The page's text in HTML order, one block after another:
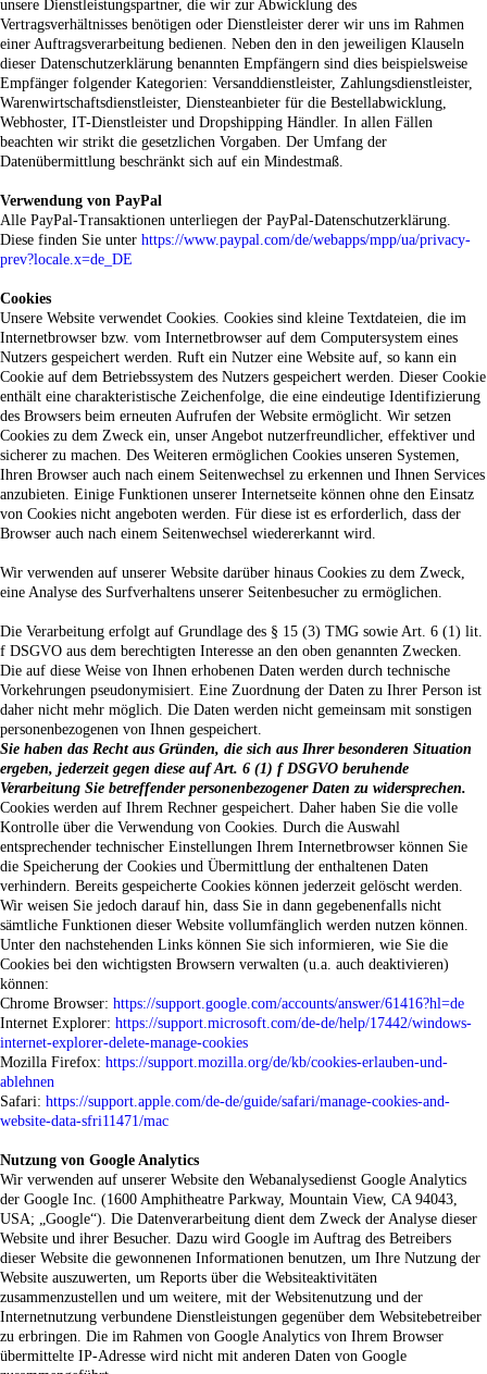
unsere Dienstleistungspartner, die wir zur Abwicklung des
Vertragsverhältnisses benötigen oder Dienstleister derer wir uns im Rahmen
einer Auftragsverarbeitung bedienen. Neben den in den jeweiligen Klauseln
dieser Datenschutzerklärung benannten Empfängern sind dies beispielsweise
Empfänger folgender Kategorien: Versanddienstleister, Zahlungsdienstleister,
Warenwirtschaftsdienstleister, Diensteanbieter für die Bestellabwicklung,
Webhoster, IT-Dienstleister und Dropshipping Händler. In allen Fällen
beachten wir strikt die gesetzlichen Vorgaben. Der Umfang der
Datenübermittlung beschränkt sich auf ein Mindestmaß.
Verwendung von PayPal
Alle PayPal-Transaktionen unterliegen der PayPal-Datenschutzerklärung.
Diese finden Sie unter https://www.paypal.com/de/webapps/mpp/ua/privacy-
prev?locale.x=de_DE
Cookies
Unsere Website verwendet Cookies. Cookies sind kleine Textdateien, die im
Internetbrowser bzw. vom Internetbrowser auf dem Computersystem eines
Nutzers gespeichert werden. Ruft ein Nutzer eine Website auf, so kann ein
Cookie auf dem Betriebssystem des Nutzers gespeichert werden. Dieser Cookie
enthält eine charakteristische Zeichenfolge, die eine eindeutige Identifizierung
des Browsers beim erneuten Aufrufen der Website ermöglicht. Wir setzen
Cookies zu dem Zweck ein, unser Angebot nutzerfreundlicher, effektiver und
sicherer zu machen. Des Weiteren ermöglichen Cookies unseren Systemen,
Ihren Browser auch nach einem Seitenwechsel zu erkennen und Ihnen Services
anzubieten. Einige Funktionen unserer Internetseite können ohne den Einsatz
von Cookies nicht angeboten werden. Für diese ist es erforderlich, dass der
Browser auch nach einem Seitenwechsel wiedererkannt wird.
Wir verwenden auf unserer Website darüber hinaus Cookies zu dem Zweck,
eine Analyse des Surfverhaltens unserer Seitenbesucher zu ermöglichen.
Die Verarbeitung erfolgt auf Grundlage des § 15 (3) TMG sowie Art. 6 (1) lit.
f DSGVO aus dem berechtigten Interesse an den oben genannten Zwecken.
Die auf diese Weise von Ihnen erhobenen Daten werden durch technische
Vorkehrungen pseudonymisiert. Eine Zuordnung der Daten zu Ihrer Person ist
daher nicht mehr möglich. Die Daten werden nicht gemeinsam mit sonstigen
personenbezogenen von Ihnen gespeichert.
Sie haben das Recht aus Gründen, die sich aus Ihrer besonderen Situation
ergeben, jederzeit gegen diese auf Art. 6 (1) f DSGVO beruhende
Verarbeitung Sie betreffender personenbezogener Daten zu widersprechen.
Cookies werden auf Ihrem Rechner gespeichert. Daher haben Sie die volle
Kontrolle über die Verwendung von Cookies. Durch die Auswahl
entsprechender technischer Einstellungen Ihrem Internetbrowser können Sie
die Speicherung der Cookies und Übermittlung der enthaltenen Daten
verhindern. Bereits gespeicherte Cookies können jederzeit gelöscht werden.
Wir weisen Sie jedoch darauf hin, dass Sie in dann gegebenenfalls nicht
sämtliche Funktionen dieser Website vollumfänglich werden nutzen können.
Unter den nachstehenden Links können Sie sich informieren, wie Sie die
Cookies bei den wichtigsten Browsern verwalten (u.a. auch deaktivieren)
können:
Chrome Browser: https://support.google.com/accounts/answer/61416?hl=de
Internet Explorer: https://support.microsoft.com/de-de/help/17442/windows-
internet-explorer-delete-manage-cookies
Mozilla Firefox: https://support.mozilla.org/de/kb/cookies-erlauben-und-
ablehnen
Safari: https://support.apple.com/de-de/guide/safari/manage-cookies-and-
website-data-sfri11471/mac
Nutzung von Google Analytics
Wir verwenden auf unserer Website den Webanalysedienst Google Analytics
der Google Inc. (1600 Amphitheatre Parkway, Mountain View, CA 94043,
USA; „Google“). Die Datenverarbeitung dient dem Zweck der Analyse dieser
Website und ihrer Besucher. Dazu wird Google im Auftrag des Betreibers
dieser Website die gewonnenen Informationen benutzen, um Ihre Nutzung der
Website auszuwerten, um Reports über die Websiteaktivitäten
zusammenzustellen und um weitere, mit der Websitenutzung und der
Internetnutzung verbundene Dienstleistungen gegenüber dem Websitebetreiber
zu erbringen. Die im Rahmen von Google Analytics von Ihrem Browser
übermittelte IP-Adresse wird nicht mit anderen Daten von Google